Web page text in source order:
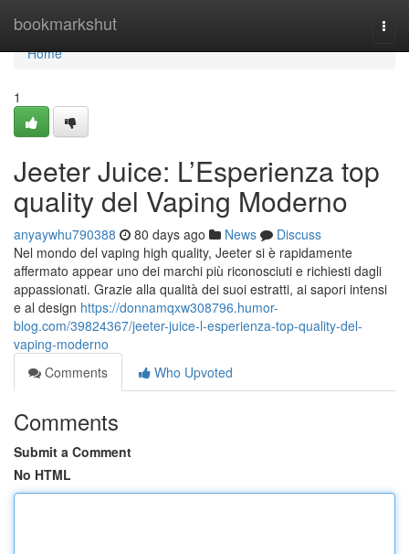
bookmarkshut
Home
Home
1
Jeeter Juice: L’Esperienza top
quality del Vaping Moderno
anyaywhu790388 80 days ago News
Discuss
Nel mondo del vaping high quality, Jeeter si è rapidamente
affermato appear uno dei marchi più riconosciuti e richiesti dagli
appassionati. Grazie alla qualità dei suoi estratti, ai sapori intensi
e al design https://donnamqxw308796.humor-
blog.com/39824367/jeeter-juice-l-esperienza-top-quality-del-
vaping-moderno
Comments
Who Upvoted
Comments
Submit a Comment
No HTML